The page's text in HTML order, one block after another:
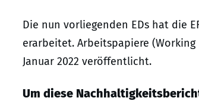
Die nun vorliegenden EDs hat die
erarbeitet. Arbeitspapiere (Working
Januar 2022 veröffentlicht.
Um diese